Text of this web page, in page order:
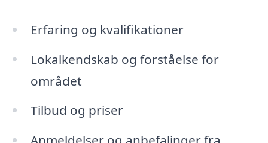
Erfaring og kvalifikationer
Lokalkendskab og forståelse for
området
Tilbud og priser